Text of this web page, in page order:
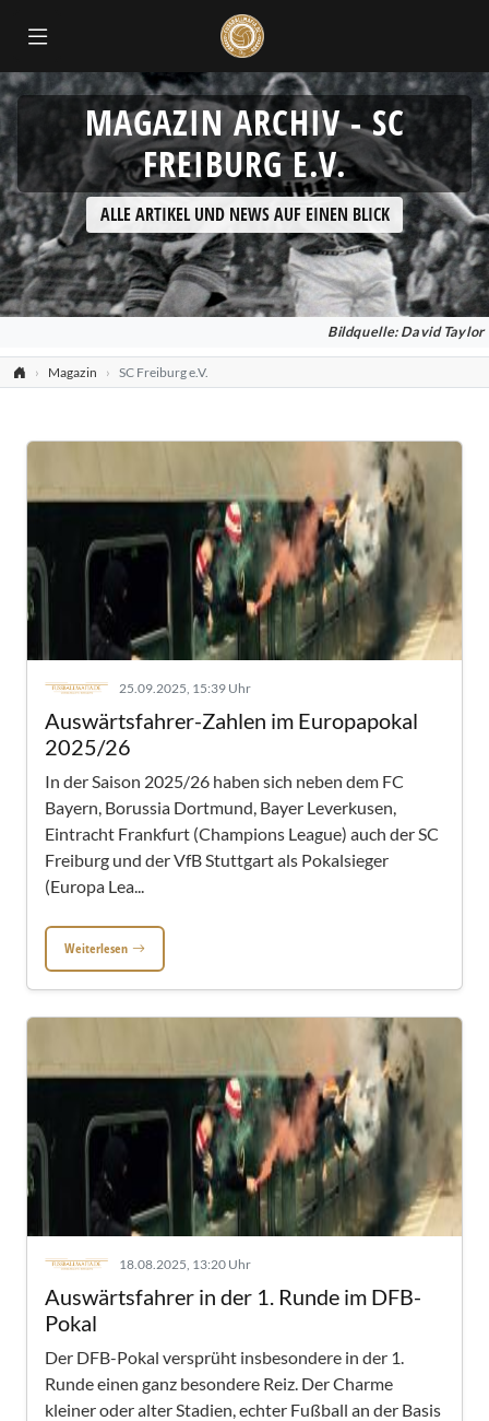
MAGAZIN ARCHIV - SC
FREIBURG E.V.
ALLE ARTIKEL UND NEWS AUF EINEN BLICK
Bildquelle: David Taylor
Magazin SC Freiburg e.V.
25.09.2025, 15:39 Uhr
Auswärtsfahrer-Zahlen im Europapokal
2025/26
In der Saison 2025/26 haben sich neben dem FC
Bayern, Borussia Dortmund, Bayer Leverkusen,
Eintracht Frankfurt (Champions League) auch der SC
Freiburg und der VfB Stuttgart als Pokalsieger
(Europa Lea...
Weiterlesen
18.08.2025, 13:20 Uhr
Auswärtsfahrer in der 1. Runde im DFB-
Pokal
Der DFB-Pokal versprüht insbesondere in der 1.
Runde einen ganz besondere Reiz. Der Charme
kleiner oder alter Stadien, echter Fußball an der Basis